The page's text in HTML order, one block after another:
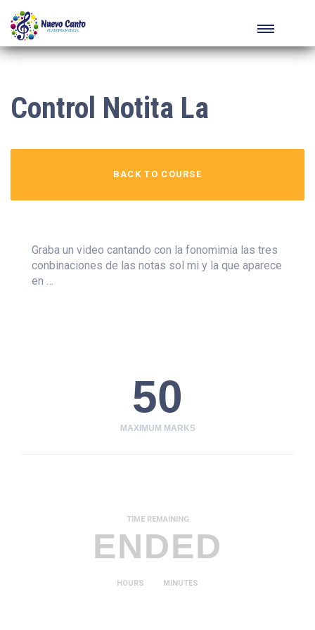
Control Notita La
BACK TO COURSE
Graba un video cantando con la fonomimia las tres
conbinaciones de las notas sol mi y la que aparece
en …
50
MAXIMUM MARKS
ENDED
TIME REMAINING
HOURS MINUTES